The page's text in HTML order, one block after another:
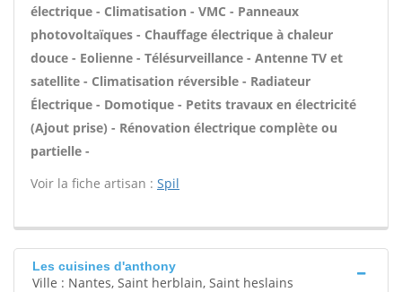
électrique - Climatisation - VMC - Panneaux
photovoltaïques - Chauffage électrique à chaleur
douce - Eolienne - Télésurveillance - Antenne TV et
satellite - Climatisation réversible - Radiateur
Électrique - Domotique - Petits travaux en électricité
(Ajout prise) - Rénovation électrique complète ou
partielle -
Voir la fiche artisan : Spil
Les cuisines d'anthony
Ville : Nantes, Saint herblain, Saint heslains